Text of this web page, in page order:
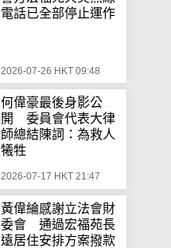
電話已全部停止運作
2026-07-26 HKT 09:48
何偉豪最後身影公
開 委員會代表大律
師總結陳詞：為救人
犧牲
2026-07-17 HKT 21:47
黃偉綸感謝立法會財
委會 通過宏福苑長
遠居住安排方案撥款